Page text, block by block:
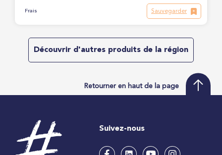
Frais Sauvegarder
Découvrir d'autres produits de la région
Retourner en haut de la page
Suivez-nous